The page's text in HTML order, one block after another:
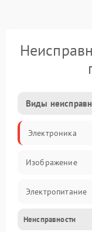
Виды
Электроника
Изображение
Электропитание
Измерения
Неисправности